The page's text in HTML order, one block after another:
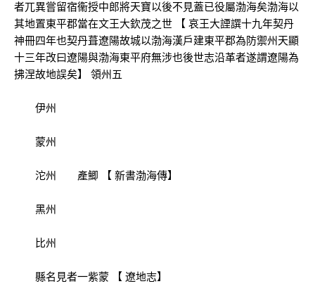
者兀異嘗留宿衞授中郎將天寶以後不見蓋已役屬渤海矣渤海以
其地置東平郡當在文王大欽茂之世 【 哀王大諲譔十九年契丹
神冊四年也契丹葺遼陽故城以渤海漢戶建東平郡為防禦州天顯
十三年改曰遼陽與渤海東平府無涉也後世志沿革者遂謂遼陽為
拂涅故地誤矣】 領州五
伊州
蒙州
沱州 產鯽 【 新書渤海傳】
黑州
比州
縣名見者一紫蒙 【 遼地志】